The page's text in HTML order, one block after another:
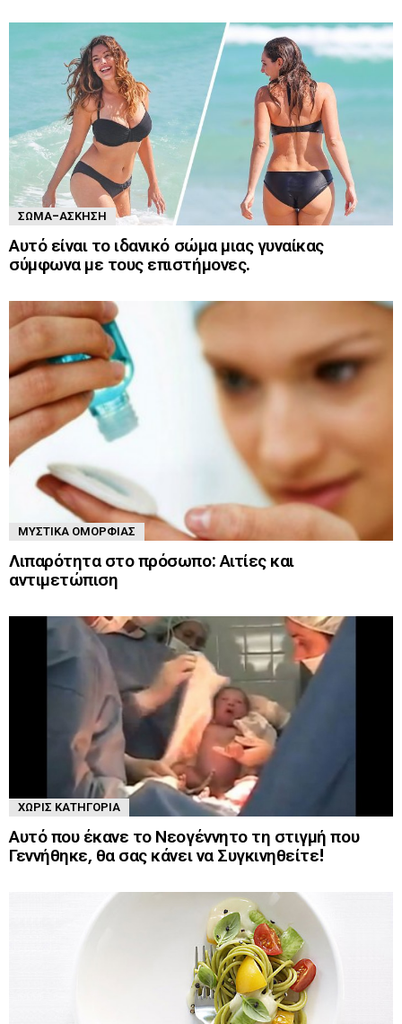
ΣΏΜΑ-ΆΣΚΗΣΗ
Αυτό είναι το ιδανικό σώμα μιας γυναίκας
σύμφωνα με τους επιστήμονες.
ΜΥΣΤΙΚΆ ΟΜΟΡΦΙΆΣ
Λιπαρότητα στο πρόσωπο: Αιτίες και
αντιμετώπιση
ΧΩΡΊΣ ΚΑΤΗΓΟΡΊΑ
Αυτό που έκανε το Νεογέννητο τη στιγμή που
Γεννήθηκε, θα σας κάνει να Συγκινηθείτε!